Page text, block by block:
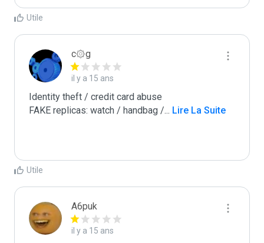
Utile
c۞g
il y a 15 ans
Identity theft / credit card abuse
FAKE replicas: watch / handbag /... Lire La Suite
Utile
A6puk
il y a 15 ans